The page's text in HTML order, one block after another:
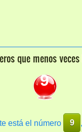
que menos
9
está el número 9